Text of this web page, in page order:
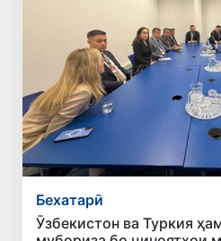
Бехатарӣ
Ӯзбекистон ва Туркия